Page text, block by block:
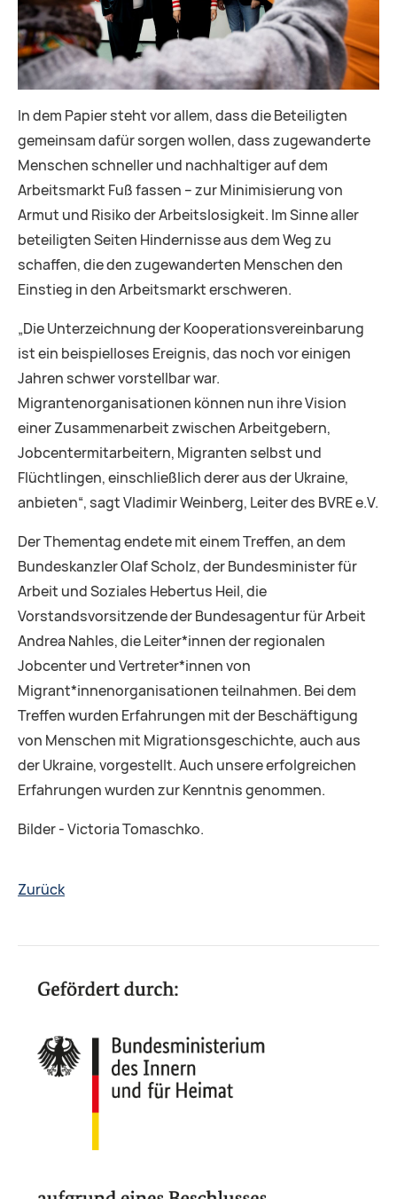
In dem Papier steht vor allem, dass die Beteiligten
gemeinsam dafür sorgen wollen, dass zugewanderte
Menschen schneller und nachhaltiger auf dem
Arbeitsmarkt Fuß fassen – zur Minimisierung von
Armut und Risiko der Arbeitslosigkeit. Im Sinne aller
beteiligten Seiten Hindernisse aus dem Weg zu
schaffen, die den zugewanderten Menschen den
Einstieg in den Arbeitsmarkt erschweren.
„Die Unterzeichnung der Kooperationsvereinbarung
ist ein beispielloses Ereignis, das noch vor einigen
Jahren schwer vorstellbar war.
Migrantenorganisationen können nun ihre Vision
einer Zusammenarbeit zwischen Arbeitgebern,
Jobcentermitarbeitern, Migranten selbst und
Flüchtlingen, einschließlich derer aus der Ukraine,
anbieten“, sagt Vladimir Weinberg, Leiter des BVRE e.V.
Der Thementag endete mit einem Treffen, an dem
Bundeskanzler Olaf Scholz, der Bundesminister für
Arbeit und Soziales Hebertus Heil, die
Vorstandsvorsitzende der Bundesagentur für Arbeit
Andrea Nahles, die Leiter*innen der regionalen
Jobcenter und Vertreter*innen von
Migrant*innenorganisationen teilnahmen. Bei dem
Treffen wurden Erfahrungen mit der Beschäftigung
von Menschen mit Migrationsgeschichte, auch aus
der Ukraine, vorgestellt. Auch unsere erfolgreichen
Erfahrungen wurden zur Kenntnis genommen.
Bilder -Victoria Tomaschko.
Zurück